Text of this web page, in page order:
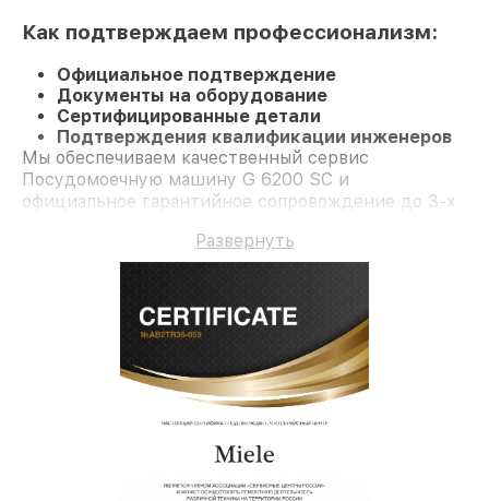
Как подтверждаем профессионализм:
Официальное подтверждение
Документы на оборудование
Сертифицированные детали
Подтверждения квалификации инженеров
Мы обеспечиваем качественный сервис
Посудомоечную машину G 6200 SC и
официальное гарантийное сопровождение до 3-х
Развернуть